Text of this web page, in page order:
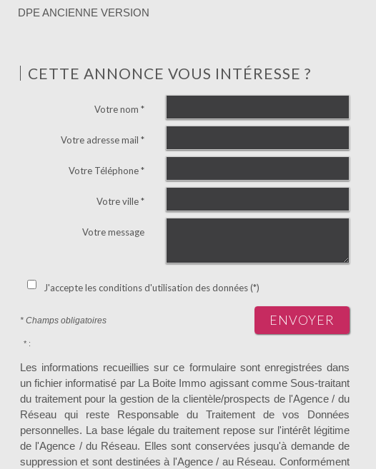
DPE ANCIENNE VERSION
CETTE ANNONCE VOUS INTÉRESSE ?
Votre nom *
Votre adresse mail *
Votre Téléphone *
Votre ville *
Votre message
J'accepte les conditions d'utilisation des données (*)
* Champs obligatoires ENVOYER
* :
Les informations recueillies sur ce formulaire sont enregistrées dans
un fichier informatisé par La Boite Immo agissant comme Sous-traitant
du traitement pour la gestion de la clientèle/prospects de l'Agence / du
Réseau qui reste Responsable du Traitement de vos Données
personnelles. La base légale du traitement repose sur l'intérêt légitime
de l'Agence / du Réseau. Elles sont conservées jusqu'à demande de
suppression et sont destinées à l'Agence / au Réseau. Conformément